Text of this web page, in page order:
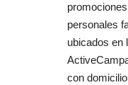
personales
ubicados en
con